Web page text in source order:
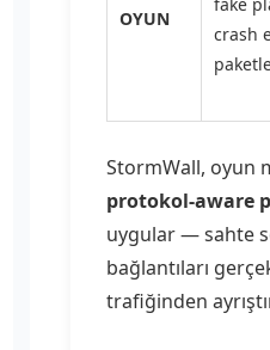
OYUN
crash
StormWall, oyun
protokol-aware
uygular — sahte
bağlantıları
trafiğinden